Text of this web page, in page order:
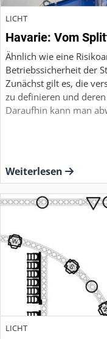
LICHT
Havarie: Vom
Ähnlich wie eine
Betriebssicherheit der
Zunächst gilt es, die
zu definieren und
Daraufhin kann man
Weiterlesen
LICHT